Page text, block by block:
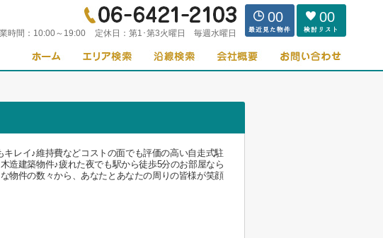
時間： 10:00～19:00 定休日： 第1･第3火曜日 毎週水曜日
00 00
レイ♪維持費などコストの面でも評価の高い自走式駐
造建築物件♪疲れた夜でも駅から徒歩5分のお部屋なら
物件の数々から、あなたとあなたの周りの皆様が笑顔